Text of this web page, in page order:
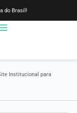
do Brasil!
Institucional para